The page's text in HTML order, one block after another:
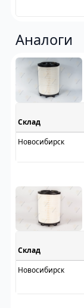
Аналоги
Склад
Новосибирск
Склад
Новосибирск